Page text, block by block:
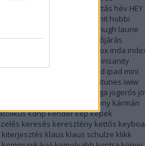
helyzetmegosztás hév HEY
hit hobbi
hugh laurie
humoribooks
időjárás
inbox inda
insanity
intézőintroversion ipad ipad mini
itunes iwiw
jóga jogerős
karácsony kármán
kdnpkenderképképek
keresés keresztény kettős
kiterjesztés klaus klaus schulze klikk